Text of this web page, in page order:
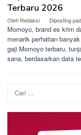
Terbaru 2026
Oleh Redaksi Diposting
Momoyo, brand es krim
menarik perhatian
gaji Momoyo terbaru,
sana, berdasarkan data
Cari
untuk: